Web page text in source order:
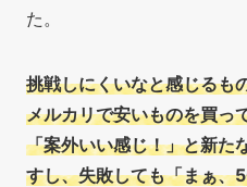
た。
挑戦しにくいなと感じるも
メルカリで安いものを買っ
「案外いい感じ！」と新た
すし、失敗しても「まぁ、